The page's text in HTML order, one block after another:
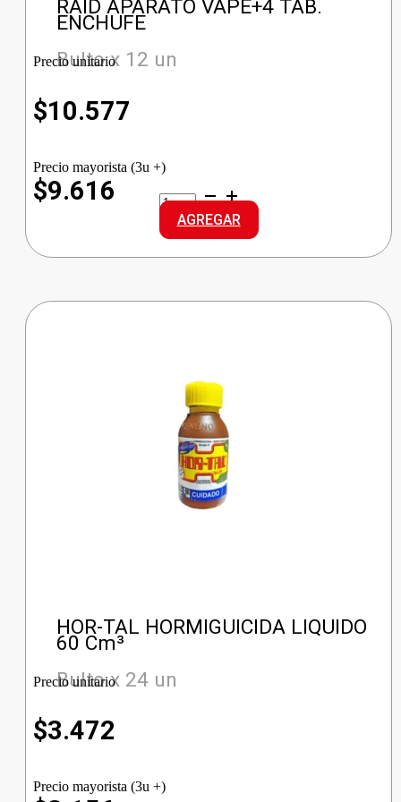
RAID APARATO VAPE+4 TAB.
ENCHUFE
Bulto x 12 un
Precio unitario
$10.577
Precio mayorista (3u +)
$9.616
RAID
APARATO
VAPE+4
TAB.
ENCHUFE
AGREGAR
HOR-TAL HORMIGUICIDA LIQUIDO
60 Cm³
Bulto x 24 un
Precio unitario
$3.472
Precio mayorista (3u +)